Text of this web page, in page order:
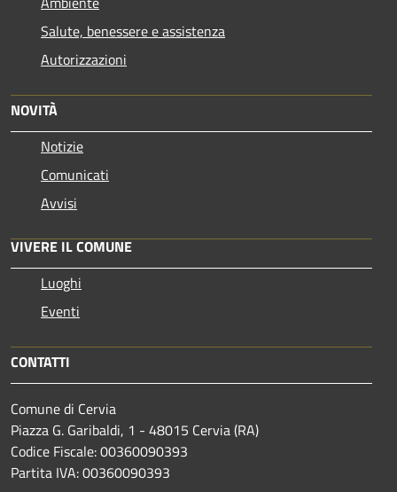
Salute, benessere e assistenza
Autorizzazioni
NOVITÀ
Notizie
Comunicati
Avvisi
VIVERE IL COMUNE
Luoghi
Eventi
CONTATTI
Comune di Cervia
Piazza G. Garibaldi, 1 - 48015 Cervia (RA)
Codice Fiscale: 00360090393
Partita IVA: 00360090393